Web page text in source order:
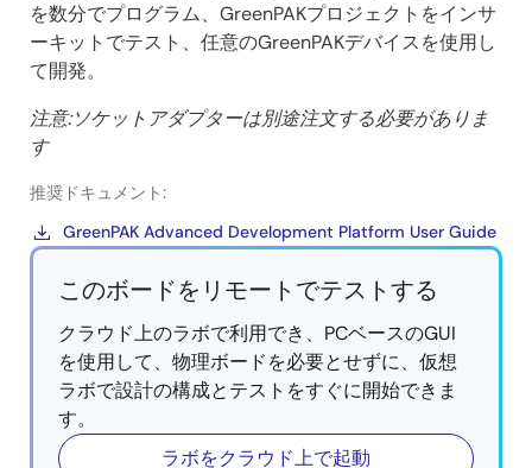
を数分でプログラム、GreenPAKプロジェクトをインサ
ーキットでテスト、任意のGreenPAKデバイスを使用し
て開発。
注意:ソケットアダプターは別途注文する必要がありま
す
推奨ドキュメント:
GreenPAK Advanced Development Platform User Guide
このボードをリモートでテストする
クラウド上のラボで利用でき、PCベースのGUI
を使用して、物理ボードを必要とせずに、仮想
ラボで設計の構成とテストをすぐに開始できま
す。
ラボをクラウド上で起動